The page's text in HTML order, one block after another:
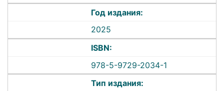
Год издания:
2025
ISBN:
978-5-9729-2034-1
Тип издания: